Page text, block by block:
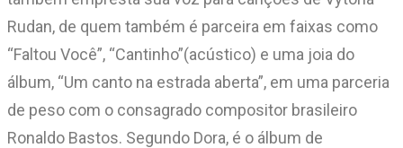
Rudan, de quem também é parceira em faixas como
“Faltou Você”, “Cantinho”(acústico) e uma joia do
álbum, “Um canto na estrada aberta”, em uma parceria
de peso com o consagrado compositor brasileiro
Ronaldo Bastos. Segundo Dora, é o álbum de